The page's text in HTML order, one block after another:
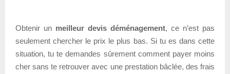
Obtenir un meilleur devis déménagement, ce n’est pas
seulement chercher le prix le plus bas. Si tu es dans cette
situation, tu te demandes sûrement comment payer moins
cher sans te retrouver avec une prestation bâclée, des frais